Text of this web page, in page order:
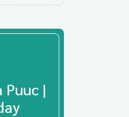
Puuc |